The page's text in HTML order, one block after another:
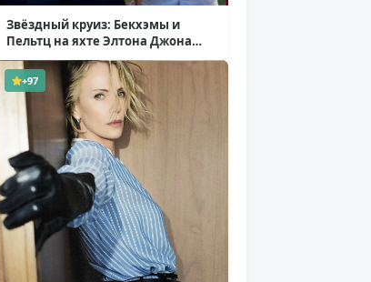
Звёздный круиз: Бекхэмы и
Пельтц на яхте Элтона Джона
( 12 фото )
+97